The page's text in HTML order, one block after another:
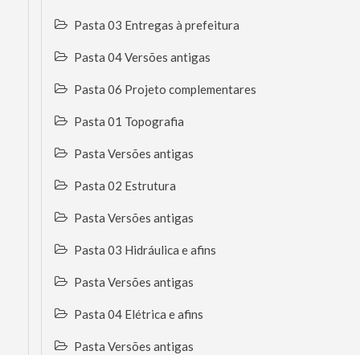
Pasta 03 Entregas à prefeitura
Pasta 04 Versões antigas
Pasta 06 Projeto complementares
Pasta 01 Topografia
Pasta Versões antigas
Pasta 02 Estrutura
Pasta Versões antigas
Pasta 03 Hidráulica e afins
Pasta Versões antigas
Pasta 04 Elétrica e afins
Pasta Versões antigas